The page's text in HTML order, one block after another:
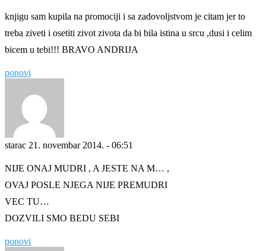
knjigu sam kupila na promociji i sa zadovoljstvom je citam jer to
treba ziveti i osetiti zivot zivota da bi bila istina u srcu ,dusi i celim
bicem u tebi!!! BRAVO ANDRIJA
ponovi
starac 21. novembar 2014. - 06:51
NIJE ONAJ MUDRI , A JESTE NA M… ,
OVAJ POSLE NJEGA NIJE PREMUDRI
VEC TU…
DOZVILI SMO BEDU SEBI
ponovi